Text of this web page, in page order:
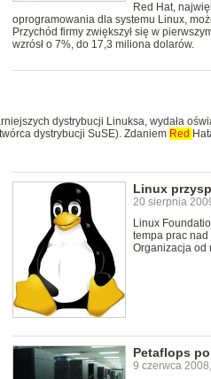
Red Hat,
oprogramowania dla systemu Linux,
Przychód firmy zwiększył się w
wzrósł o 7%, do 17,3 miliona dolarów.
dystrybucji Linuksa, wydała
dystrybucji SuSE). Zdaniem Red
Linux
20 sierpnia
Linux
tempa prac
Organizacja od
Petaflops
9 czerwca